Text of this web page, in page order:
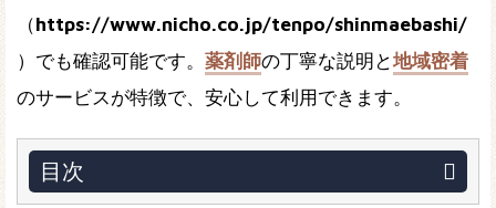
（https://www.nicho.co.jp/tenpo/shinmaebashi/
）でも確認可能です。 薬剤師の丁寧な説明と地域密着
のサービスが特徴で、安心して利用できます。
目次